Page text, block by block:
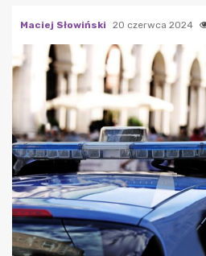
Maciej Słowiński 20 czerwca 2024